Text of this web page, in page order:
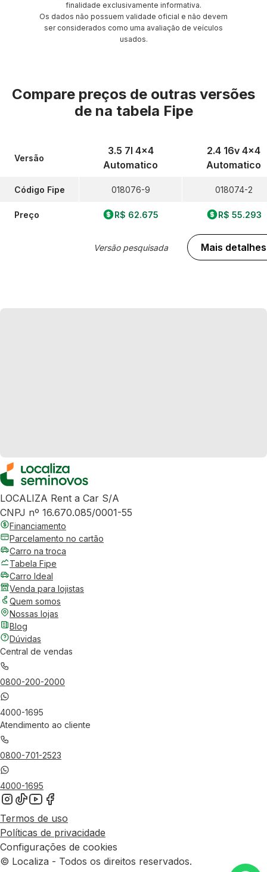
finalidade exclusivamente informativa.
Os dados não possuem validade oficial e não devem
ser considerados como uma avaliação de veículos
usados.
Compare preços de outras versões
de na tabela Fipe
Versão
Código Fipe
Preço
3.5 7l 4x4
Automatico
018076-9
R$ 62.675
Versão pesquisada
2.4 16v 4x4
Automatico
018074-2
R$ 55.293
Mais detalhes
LOCALIZA Rent a Car S/A
CNPJ nº 16.670.085/0001-55
Financiamento
Parcelamento no cartão
Carro na troca
Tabela Fipe
Carro Ideal
Venda para lojistas
Quem somos
Nossas lojas
Blog
Dúvidas
Central de vendas
0800-200-2000
4000-1695
Atendimento ao cliente
0800-701-2523
4000-1695
Termos de uso
Políticas de privacidade
Configurações de cookies
© Localiza - Todos os direitos reservados.